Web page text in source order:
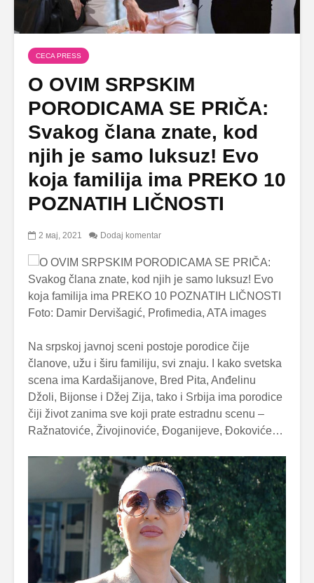
CECA PRESS
O OVIM SRPSKIM
PORODICAMA SE PRIČA:
Svakog člana znate, kod
njih je samo luksuz! Evo
koja familija ima PREKO 10
POZNATIH LIČNOSTI
2 мај, 2021 Dodaj komentar
Foto: Damir Dervišagić, Profimedia, ATA images
Na srpskoj javnoj sceni postoje porodice čije
članove, užu i širu familiju, svi znaju. I kako svetska
scena ima Kardašijanove, Bred Pita, Anđelinu
Džoli, Bijonse i Džej Zija, tako i Srbija ima porodice
čiji život zanima sve koji prate estradnu scenu –
Ražnatoviće, Živojinoviće, Đoganijeve, Đokoviće…